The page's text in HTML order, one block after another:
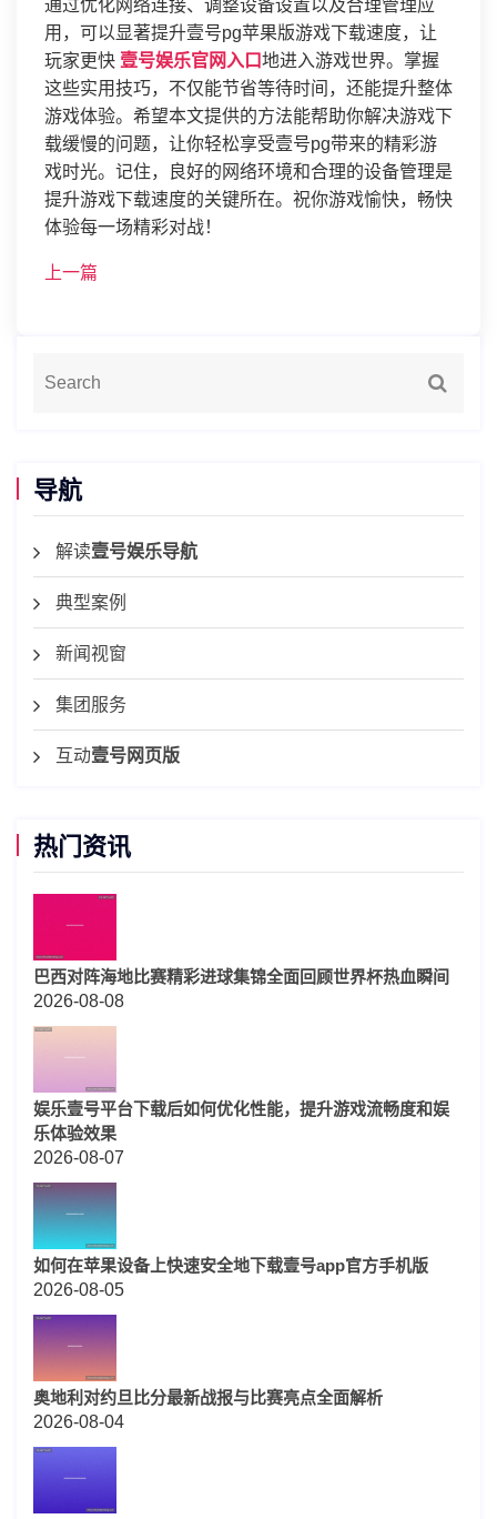
通过优化网络连接、调整设备设置以及合理管理应
用，可以显著提升壹号pg苹果版游戏下载速度，让
玩家更快 壹号娱乐官网入口地进入游戏世界。掌握
这些实用技巧，不仅能节省等待时间，还能提升整体
游戏体验。希望本文提供的方法能帮助你解决游戏下
载缓慢的问题，让你轻松享受壹号pg带来的精彩游
戏时光。记住，良好的网络环境和合理的设备管理是
提升游戏下载速度的关键所在。祝你游戏愉快，畅快
体验每一场精彩对战！
上一篇
导航
解读壹号娱乐导航
典型案例
新闻视窗
集团服务
互动壹号网页版
热门资讯
巴西对阵海地比赛精彩进球集锦全面回顾世界杯热血瞬间
2026-08-08
娱乐壹号平台下载后如何优化性能，提升游戏流畅度和娱
乐体验效果
2026-08-07
如何在苹果设备上快速安全地下载壹号app官方手机版
2026-08-05
奥地利对约旦比分最新战报与比赛亮点全面解析
2026-08-04